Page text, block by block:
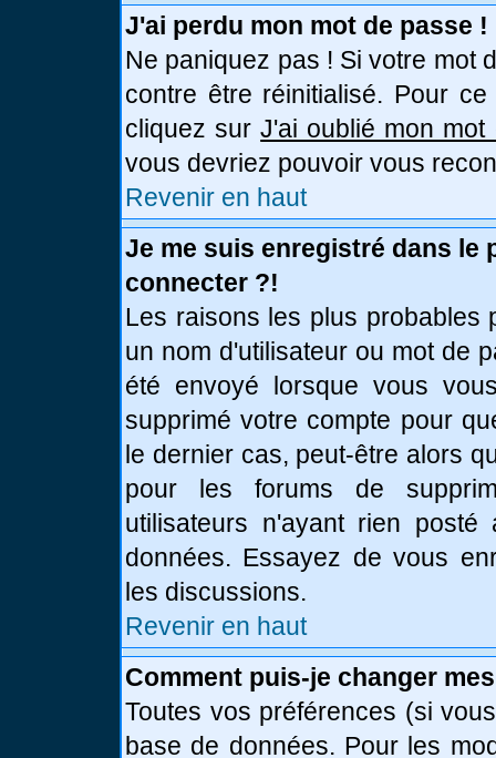
J'ai perdu mon mot de passe !
Ne paniquez pas ! Si votre mot
contre être réinitialisé. Pour
cliquez surJ'ai oublié mon mot
vous devriez pouvoir vous
Revenir en haut
Je me suis enregistré dans le
connecter ?!
Les raisons les plus probables
un nom d'utilisateur ou mot de
été envoyé lorsque vous
supprimé votre compte pour
le dernier cas, peut-être alors
pour les forums de
utilisateurs n'ayant rien
données. Essayez de vous
les discussions.
Revenir en haut
Comment puis-je changer
Toutes vos préférences (si
base de données. Pour les